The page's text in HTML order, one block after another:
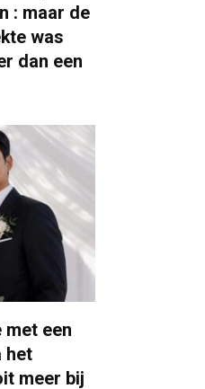
: maar de
was
dan een
een
het
meer bij